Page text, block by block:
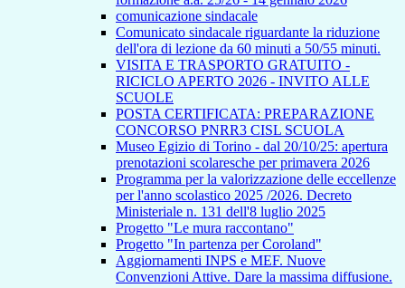
comunicazione sindacale
Comunicato sindacale riguardante la riduzione
dell'ora di lezione da 60 minuti a 50/55 minuti.
VISITA E TRASPORTO GRATUITO -
RICICLO APERTO 2026 - INVITO ALLE
SCUOLE
POSTA CERTIFICATA: PREPARAZIONE
CONCORSO PNRR3 CISL SCUOLA
Museo Egizio di Torino - dal 20/10/25: apertura
prenotazioni scolaresche per primavera 2026
Programma per la valorizzazione delle eccellenze
per l'anno scolastico 2025 /2026. Decreto
Ministeriale n. 131 dell'8 luglio 2025
Progetto "Le mura raccontano"
Progetto "In partenza per Coroland"
Aggiornamenti INPS e MEF. Nuove
Convenzioni Attive. Dare la massima diffusione.